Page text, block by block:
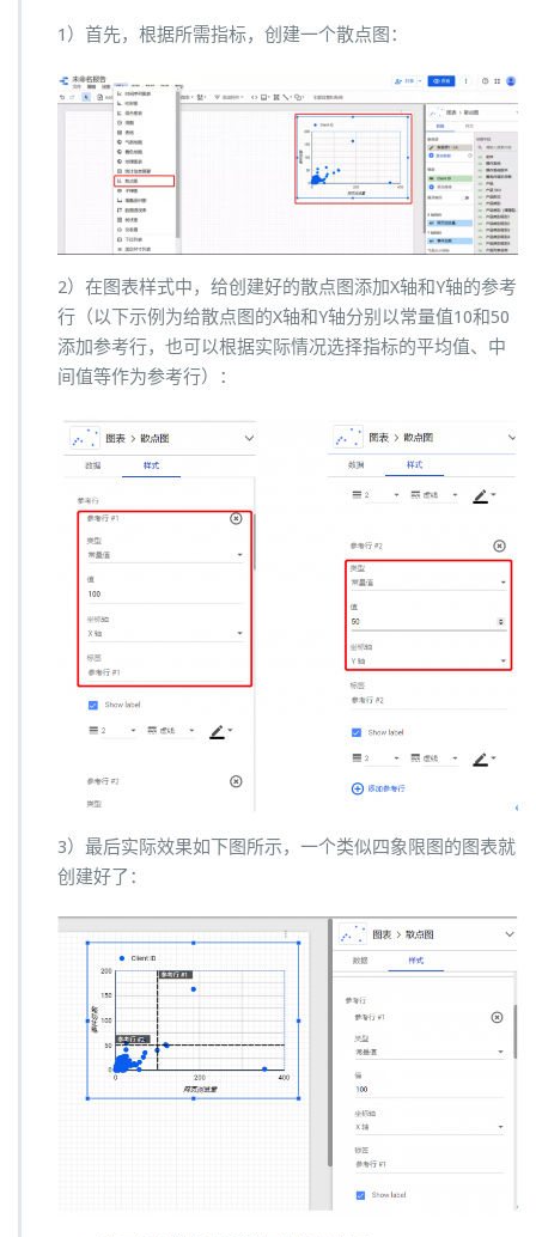
1）首先，根据所需指标，创建一个散点图：
2）在图表样式中，给创建好的散点图添加X轴和Y轴的参考
行（以下示例为给散点图的X轴和Y轴分别以常量值10和50
添加参考行，也可以根据实际情况选择指标的平均值、中
间值等作为参考行）：
3）最后实际效果如下图所示，一个类似四象限图的图表就
创建好了：